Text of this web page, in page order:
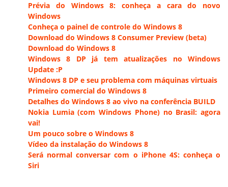
Prévia do Windows 8: conheça a cara do novo
Windows
Conheça o painel de controle do Windows 8
Download do Windows 8 Consumer Preview (beta)
Download do Windows 8
Windows 8 DP já tem atualizações no Windows
Update :P
Windows 8 DP e seu problema com máquinas virtuais
Primeiro comercial do Windows 8
Detalhes do Windows 8 ao vivo na conferência BUILD
Nokia Lumia (com Windows Phone) no Brasil: agora
vai!
Um pouco sobre o Windows 8
Vídeo da instalação do Windows 8
Será normal conversar com o iPhone 4S: conheça o
Siri